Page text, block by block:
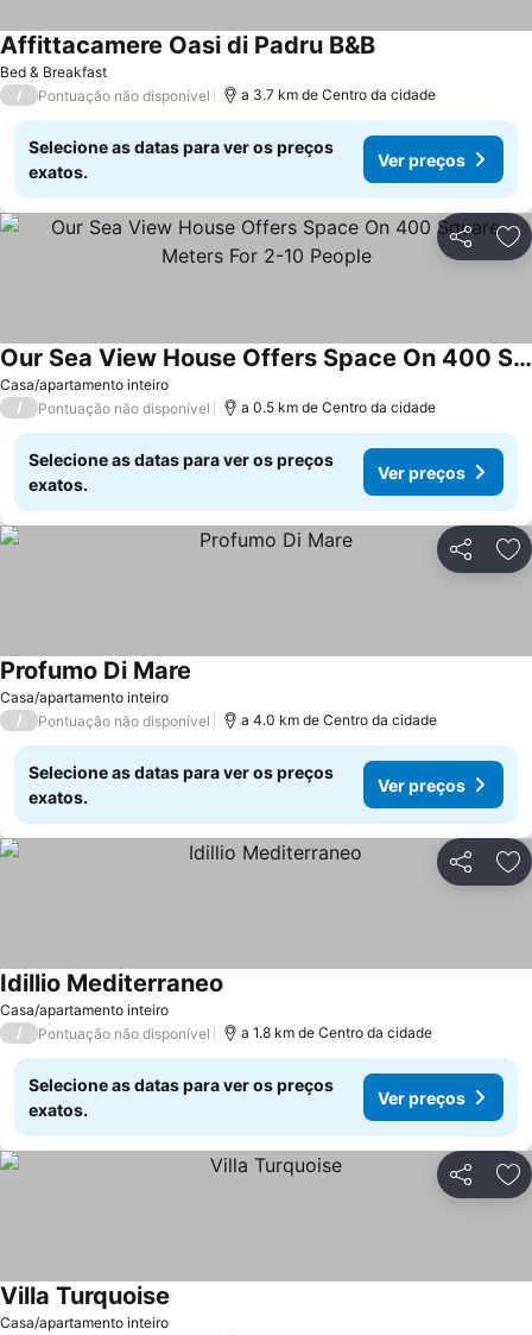
Bed & Breakfast
Affittacamere Oasi di Padru B&B
/ Pontuação não disponível a 3.7 km de Centro da cidade
Selecione as datas para ver os preços
exatos.
Ver preços
Partilhar
Casa/apartamento inteiro
Our Sea View House Offers Space On 400 Square Meters For 2-10 People
/ Pontuação não disponível a 0.5 km de Centro da cidade
Selecione as datas para ver os preços
exatos.
Ver preços
Partilhar
Casa/apartamento inteiro
Profumo Di Mare
/ Pontuação não disponível a 4.0 km de Centro da cidade
Selecione as datas para ver os preços
exatos.
Ver preços
Partilhar
Casa/apartamento inteiro
Idillio Mediterraneo
/ Pontuação não disponível a 1.8 km de Centro da cidade
Selecione as datas para ver os preços
exatos.
Ver preços
Partilhar
Casa/apartamento inteiro
Villa Turquoise